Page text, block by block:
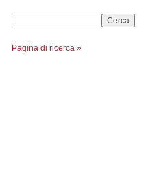
Pagina di ricerca »